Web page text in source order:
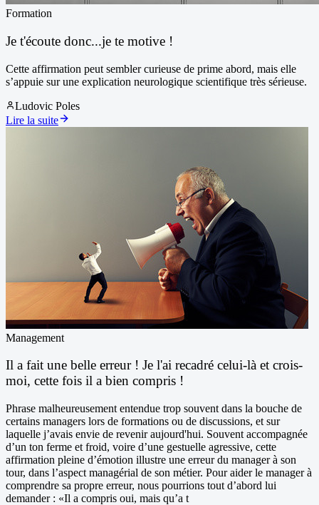
Formation
Je t'écoute donc...je te motive !
Cette affirmation peut sembler curieuse de prime abord, mais elle
s’appuie sur une explication neurologique scientifique très sérieuse.
Ludovic Poles
Lire la suite
Management
Il a fait une belle erreur ! Je l'ai recadré celui-là et crois-
moi, cette fois il a bien compris !
Phrase malheureusement entendue trop souvent dans la bouche de
certains managers lors de formations ou de discussions, et sur
laquelle j’avais envie de revenir aujourd'hui. Souvent accompagnée
d’un ton ferme et froid, voire d’une gestuelle agressive, cette
affirmation pleine d’émotion illustre une erreur du manager à son
tour, dans l’aspect managérial de son métier. Pour aider le manager à
comprendre sa propre erreur, nous pourrions tout d’abord lui
demander : «Il a compris oui, mais qu’a t